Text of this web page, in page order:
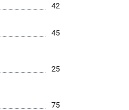
42
45
25
75